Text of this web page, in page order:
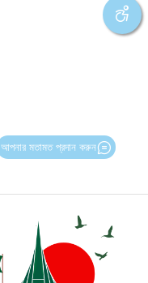
আপনার মতামত প্রদান করুন